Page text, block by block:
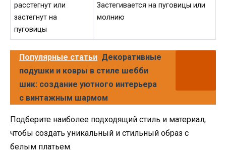
расстегнут или
застегнут на
пуговицы
Застегивается на пуговицы или
молнию
Популярные статьи Декоративные
подушки и ковры в стиле шебби
шик: создание уютного интерьера
с винтажным шармом
Подберите наиболее подходящий стиль и материал,
чтобы создать уникальный и стильный образ с
белым платьем.